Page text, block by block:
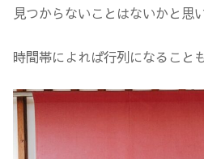
見つからないことはないかと思
時間帯によれば行列になること